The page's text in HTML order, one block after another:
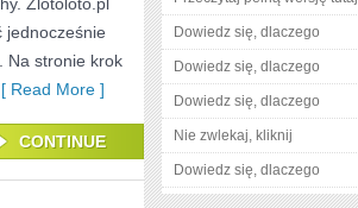
jednocześnie
Na stronie krok
[ Read More ]
CONTINUE
Dowiedz się, dlaczego
Dowiedz się, dlaczego
Dowiedz się, dlaczego
Nie zwlekaj, kliknij
Dowiedz się, dlaczego